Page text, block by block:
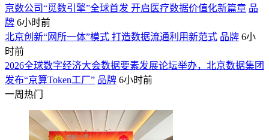
京数公司“觅数引擎”全球首发 开启医疗数据价值化新篇章 品
牌 6小时前
北京创新“网所一体”模式 打造数据流通利用新范式 品牌 6小
时前
2026全球数字经济大会数据要素发展论坛举办，北京数据集团
发布“京算Token工厂” 品牌 6小时前
一周热门